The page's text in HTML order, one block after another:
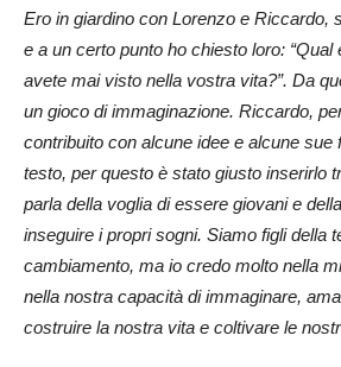
Ero in giardino con Lorenzo e Riccardo,
e a un certo punto ho chiesto loro:
avete mai visto nella vostra vita?”. Da
un gioco di immaginazione. Riccardo,
contribuito con alcune idee e alcune sue
testo, per questo è stato giusto inserirlo
parla della voglia di essere giovani e
inseguire i propri sogni. Siamo figli della
cambiamento, ma io credo molto nella
nella nostra capacità di immaginare,
costruire la nostra vita e coltivare le